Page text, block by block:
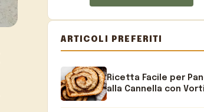
ARTICOLI PREFERITI
Ricetta Facile per
alla Cannella con